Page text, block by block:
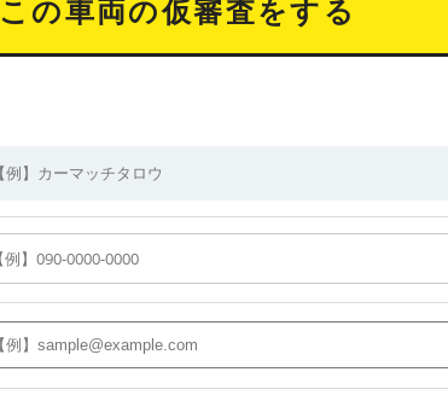
この車両の仮審査をする